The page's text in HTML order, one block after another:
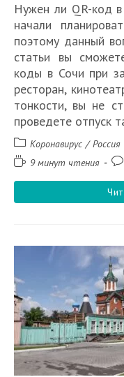
Нужен ли QR-код
начали
поэтому данный
статьи вы
коды в Сочи при
ресторан,
тонкости, вы не
проведете отпуск
Рубрика
записи:
Коронавирус / Россия
Время9 минут чтения